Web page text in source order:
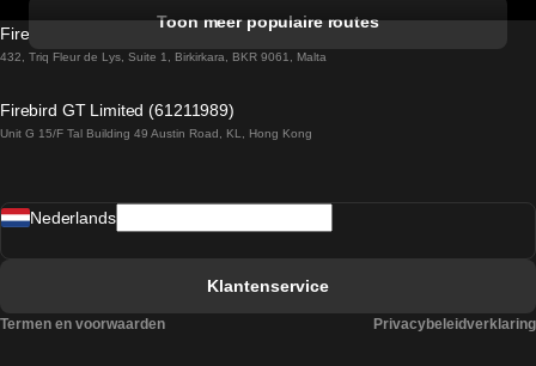
Treinen van Sevilla naar Barcelona
Treinen van Praag naar Wenen
Toon meer populaire routes
Firebird GT Limited (OC 1451)
432, Triq Fleur de Lys, Suite 1, Birkirkara, BKR 9061, Malta
Firebird GT Limited (61211989)
Unit G 15/F Tal Building 49 Austin Road, KL, Hong Kong
Nederlands
Klantenservice
Termen en voorwaarden Privacybeleidverklaring